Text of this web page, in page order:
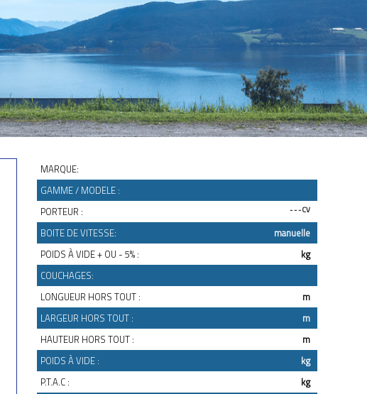
MARQUE:
GAMME / MODELE :
PORTEUR :
- - - CV
BOITE DE VITESSE:
manuelle
POIDS À VIDE + OU - 5% :
kg
COUCHAGES:
LONGUEUR HORS TOUT :
m
LARGEUR HORS TOUT :
m
HAUTEUR HORS TOUT :
m
POIDS À VIDE :
kg
P.T.A.C :
kg